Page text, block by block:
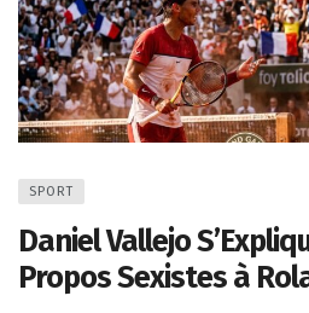
SPORT
Daniel Vallejo
Propos Sexistes à